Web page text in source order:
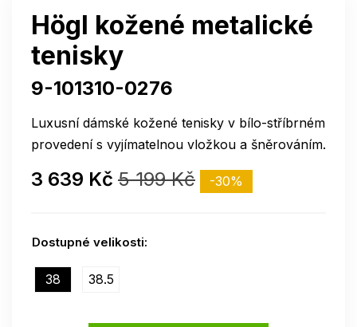
Högl kožené metalické
tenisky
9-101310-0276
Luxusní dámské kožené tenisky v bílo-stříbrném
provedení s vyjímatelnou vložkou a šněrováním.
3 639 Kč 5 199 Kč -30%
Dostupné velikosti:
38 38.5